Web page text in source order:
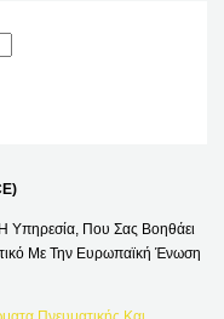
Υπηρεσία, Που Σας Βοηθάει
Με Την Ευρωπαϊκή Ένωση